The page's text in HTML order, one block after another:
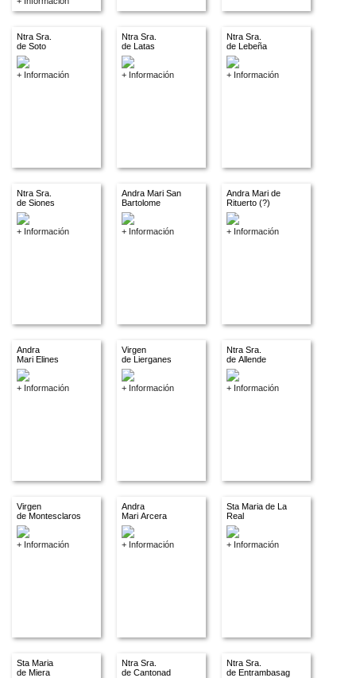
Ntra Sra.
de Soto
+ Información
Ntra Sra.
de Latas
+ Información
Ntra Sra.
de Lebeña
+ Información
Ntra Sra.
de Siones
+ Información
Andra Mari San
Bartolome
+ Información
Andra Mari de
Rituerto (?)
+ Información
Andra
Mari Elines
+ Información
Virgen
de Lierganes
+ Información
Ntra Sra.
de Allende
+ Información
Virgen
de Montesclaros
+ Información
Andra
Mari Arcera
+ Información
Sta Maria de La
Real
+ Información
Sta Maria
de Miera
Ntra Sra.
de Cantonad
Ntra Sra.
de Entrambasaguas